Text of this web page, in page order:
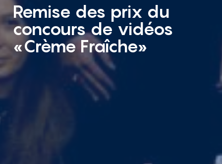
Remise des prix du
concours de vidéos
«Crème Fraîche»